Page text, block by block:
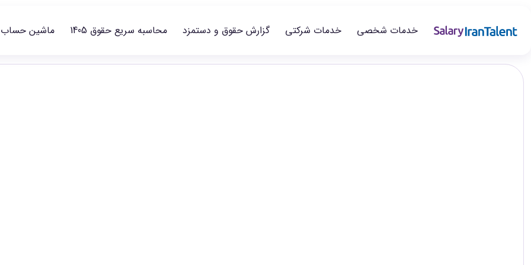
خدمات شخصی خدمات شرکتی گزارش حقوق و دستمزد محاسبه سریع حقوق 1405 ماشین حساب